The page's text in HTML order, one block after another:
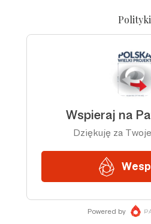
Polityki